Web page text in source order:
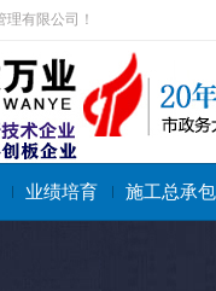
有限公司！
业绩培育 施工总承
承包资质 专业承包资质 施